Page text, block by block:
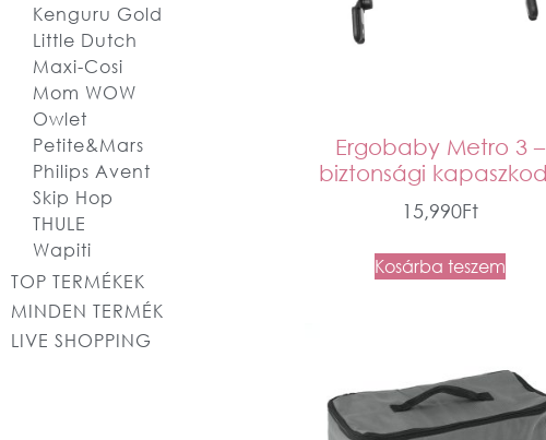
Kenguru Gold
Little Dutch
Maxi-Cosi
Mom WOW
Owlet
Petite&Mars
Philips Avent
Skip Hop
THULE
Wapiti
TOP TERMÉKEK
MINDEN TERMÉK
LIVE SHOPPING
Ergobaby Metro 3 –
biztonsági
15,990Ft
Kosárba teszem